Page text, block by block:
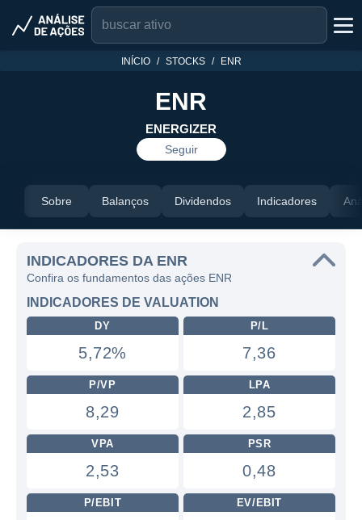
INÍCIO STOCKS ENR
ENR
ENERGIZER
Seguir
Sobre Balanços Dividendos Indicadores
INDICADORES DA ENR
Confira os fundamentos das ações ENR
INDICADORES DE VALUATION
DY
5,72%
P/L
7,36
P/VP
8,29
LPA
2,85
VPA
2,53
PSR
0,48
P/EBIT EV/EBIT